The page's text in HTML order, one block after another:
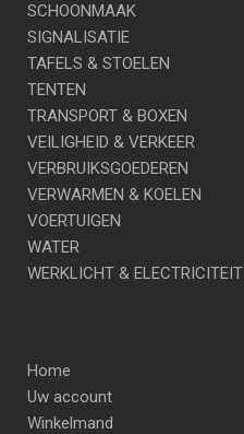
SCHOONMAAK
SIGNALISATIE
TAFELS & STOELEN
TENTEN
TRANSPORT & BOXEN
VEILIGHEID & VERKEER
VERBRUIKSGOEDEREN
VERWARMEN & KOELEN
VOERTUIGEN
WATER
WERKLICHT & ELECTRICITEIT
Home
Uw account
Winkelmand